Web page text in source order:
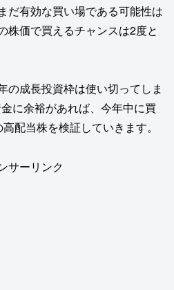
だ有効な買い場である可能性は
株価で買えるチャンスは2度と
の成長投資枠は使い切ってしま
に余裕があれば、今年中に買
配当株を検証していきます。
サーリンク